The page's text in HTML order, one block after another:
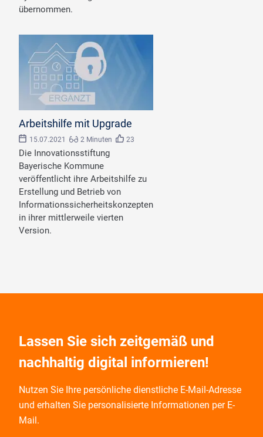
übernommen.
Arbeitshilfe mit Upgrade
15.07.2021 2 Minuten 23
Die Innovationsstiftung
Bayerische Kommune
veröffentlicht ihre Arbeitshilfe zu
Erstellung und Betrieb von
Informationssicherheitskonzepten
in ihrer mittlerweile vierten
Version.
Lassen Sie sich zeitgemäß und
nachhaltig digital informieren!
Nutzen Sie Ihre persönliche dienstliche E-Mail-Adresse
und erhalten Sie personalisierte Informationen per E-
Mail.